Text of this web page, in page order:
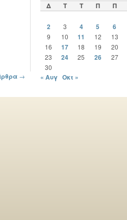
→
Δ Τ Τ Π Π
2
3 4 5 6
9 10 11 12 13
16 17 18 19 20
23 24 25 26 27
30
« Αυγ Οκτ »